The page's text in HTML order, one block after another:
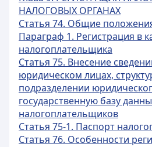
НАЛОГОВЫХ ОРГАНАХ
Статья 74. Общие
Параграф 1. Регистрация в
налогоплательщика
Статья 75. Внесение
юридическом лицах,
подразделении
государственную базу
налогоплательщиков
Статья 75-1. Паспорт
Статья 76. Особенности